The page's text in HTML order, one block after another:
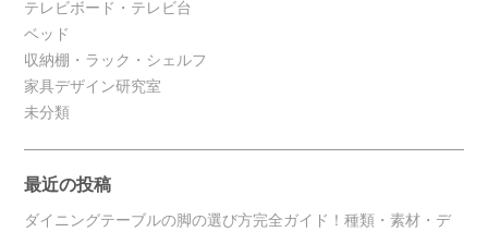
テレビボード・テレビ台
ベッド
収納棚・ラック・シェルフ
家具デザイン研究室
未分類
最近の投稿
ダイニングテーブルの脚の選び方完全ガイド！種類・素材・デ